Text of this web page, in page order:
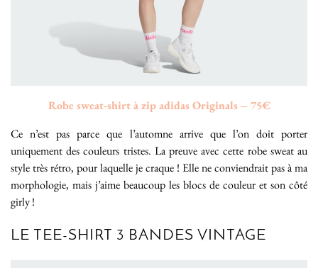
Robe sweat-shirt à zip adidas Originals – 75€
Ce n’est pas parce que l’automne arrive que l’on doit porter
uniquement des couleurs tristes. La preuve avec cette robe sweat au
style très rétro, pour laquelle je craque ! Elle ne conviendrait pas à ma
morphologie, mais j’aime beaucoup les blocs de couleur et son côté
girly !
LE TEE-SHIRT 3 BANDES VINTAGE